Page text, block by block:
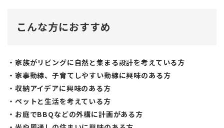
こんな方におすすめ
・家族がリビングに自然と集まる設計を考えている方
・家事動線、子育てしやすい動線に興味のある方
・収納アイデアに興味のある方
・ペットと生活を考えている方
・お庭でBBQなどの外構に計画がある方